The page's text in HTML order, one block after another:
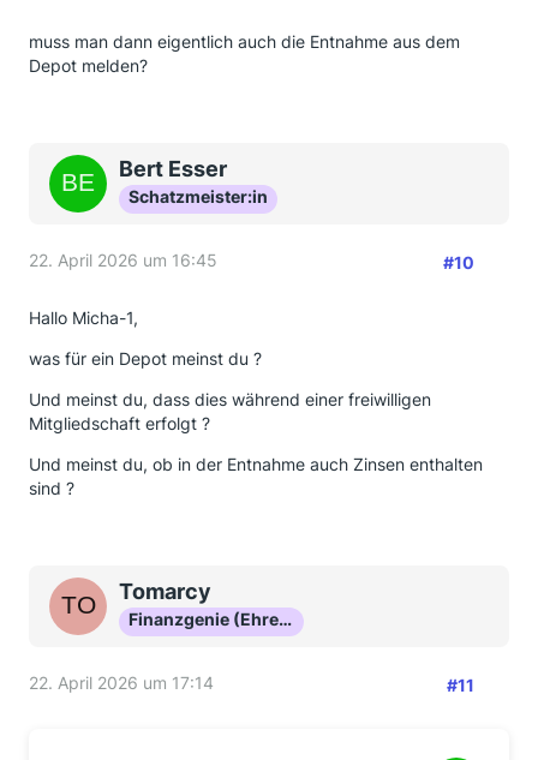
muss man dann eigentlich auch die Entnahme aus dem
Depot melden?
Bert Esser
Schatzmeister:in
22. April 2026 um 16:45 #10
Hallo Micha-1,
was für ein Depot meinst du ?
Und meinst du, dass dies während einer freiwilligen
Mitgliedschaft erfolgt ?
Und meinst du, ob in der Entnahme auch Zinsen enthalten
sind ?
Tomarcy
Finanzgenie (Ehrenmitglied)
22. April 2026 um 17:14 #11